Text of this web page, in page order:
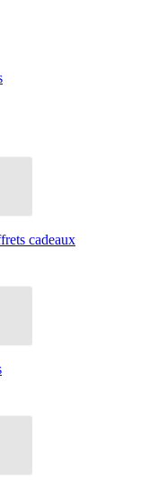
cadeaux